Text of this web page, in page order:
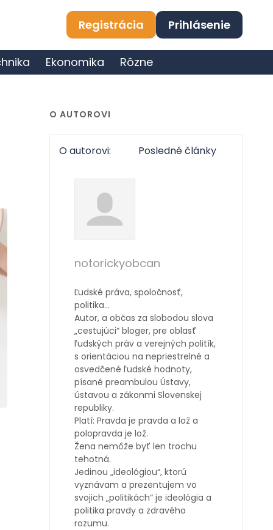
Registrácia Prihlásenie
Ekonomika Rôzne
O AUTOROVI
O autorovi: Posledné články
notorickyobcan
Ľudské práva, spoločnosť,
politika…
Autor, a občas za slobodou slova
„cestujúci“ bloger, pre oblasť
ľudských práv a verejných politík,
s orientáciou na nepriestrelné a
osvedčené ľudské hodnoty,
písané preambulou Ústavy,
ústavou a zákonmi Slovenskej
republiky.
Platí: Pravda je pravda a lož a
polopravda je lož.
Žena nemôže byť len trochu
tehotná.
Jedinou „ideológiou“, ktorú
vyznávam a prezentujem vo
svojich „politikách“ je ideológia a
politika pravdy a zdravého
rozumu.